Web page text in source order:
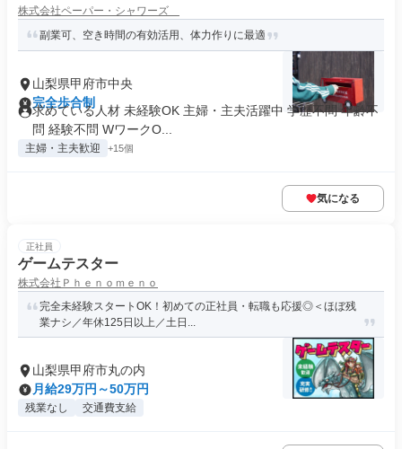
株式会社ペーパー・シャワーズ
副業可、空き時間の有効活用、体力作りに最適
山梨県甲府市中央
完全歩合制
求めている人材 未経験OK 主婦・主夫活躍中 学歴不問 年齢不
問 経験不問 WワークO...
主婦・主夫歓迎 +15個
気になる
正社員
ゲームテスター
株式会社Ｐｈｅｎｏｍｅｎｏ
完全未経験スタートOK！初めての正社員・転職も応援◎＜ほぼ残
業ナシ／年休125日以上／土日...
山梨県甲府市丸の内
月給29万円～50万円
残業なし 交通費支給